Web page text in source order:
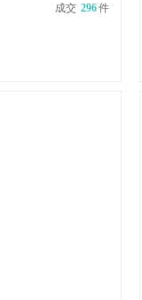
成交 296件